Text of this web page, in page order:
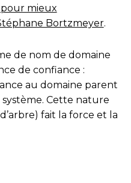
mieux
Bortzmeyer.
de nom de domaine
de confiance :
au domaine parent
Cette nature
fait la force et la